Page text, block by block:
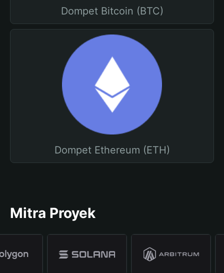
Dompet Bitcoin (BTC)
Dompet Ethereum (ETH)
Mitra Proyek